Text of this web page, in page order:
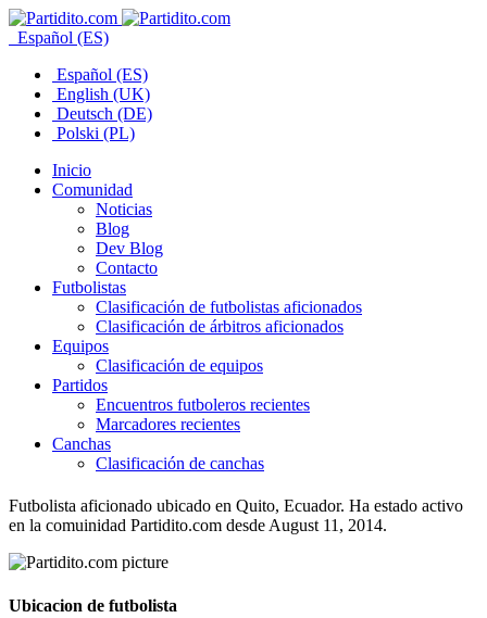
Español (ES)
Español (ES)
English (UK)
Deutsch (DE)
Polski (PL)
Inicio
Comunidad
Noticias
Blog
Dev Blog
Contacto
Futbolistas
Clasificación de futbolistas aficionados
Clasificación de árbitros aficionados
Equipos
Clasificación de equipos
Partidos
Encuentros futboleros recientes
Marcadores recientes
Canchas
Clasificación de canchas
Futbolista aficionado ubicado en Quito, Ecuador. Ha estado activo
en la comuinidad Partidito.com desde August 11, 2014.
Ubicacion de futbolista